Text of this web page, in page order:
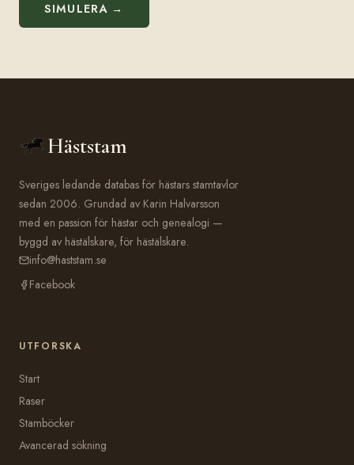
SIMULERA →
Häststam
Sveriges ledande databas för hästars stamtavlor
sedan 2006. Grundad av Karin Halvarsson
med en passion för hästar och genealogi —
byggd av hästälskare, för hästälskare.
info@haststam.se
Facebook
UTFORSKA
Start
Raser
Stamböcker
Avancerad sökning